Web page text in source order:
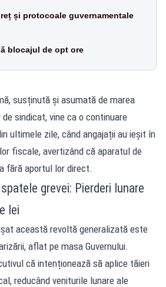
și protocoale guvernamentale
blocajul de opt ore
susținută și asumată de marea
sindicat, vine ca o continuare
ultimele zile, când angajații au ieșit în
fiscale, avertizând că aparatul de
fără aportul lor direct.
grevei: Pierderi lunare
lei
această revoltă generalizată este
aflat pe masa Guvernului.
că intenționează să aplice tăieri
reducând veniturile lunare ale